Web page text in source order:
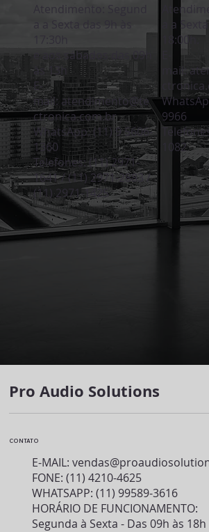
Atendimento: Segund
a a Sexta das 9h às
e aos sábados das 09h
às 13h
E-
mail: atendimento@te
ctronica.com.br
WhatsApp:(11) 9 5606-
1360
Telefones:(11) 2971-
1641 / (11) 2971-2883 /
(11) 2971-1425
a a
18:00h.
mail:
9966
1082
Pro Audio Solutions
CONTATO
E-MAIL:
FONE: (11) 4210-4625
WHATSAPP: (11) 99589-3616
HORÁRIO DE FUNCIONAMENTO:
Segunda à Sexta - Das 09h às 18h